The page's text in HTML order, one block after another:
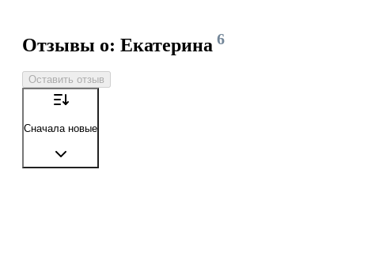
Отзывы о: Екатерина 6
Оставить отзыв
Сначала новые